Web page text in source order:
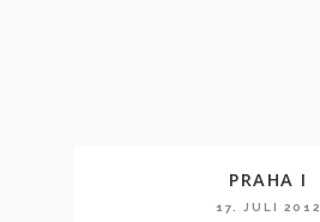
PRAHA I
17. JULI 2012